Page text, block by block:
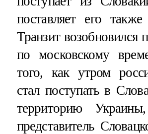
поставляет его
Транзит возобновился
по московскому
того, как утром
стал поступать в
территорию
представитель